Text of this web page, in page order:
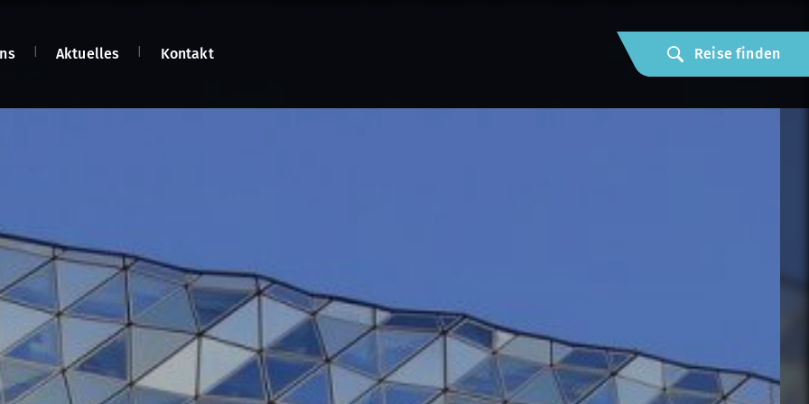
Aktuelles Kontakt Reise finden